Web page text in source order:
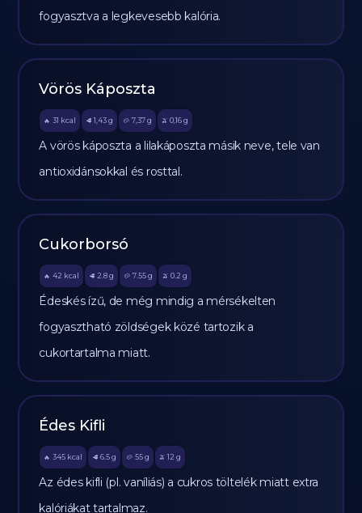
fogyasztva a legkevesebb kalória.
Vörös Káposzta
🔥 31 kcal 🥩 1,43 g 🥔 7,37g 🫒 0,16 g
A vörös káposzta a lilakáposzta másik neve, tele van
antioxidánsokkal és rosttal.
Cukorborsó
🔥 42 kcal 🥩 2.8 g 🥔 7.55g 🫒 0.2 g
Édeskés ízű, de még mindig a mérsékelten
fogyasztható zöldségek közé tartozik a
cukortartalma miatt.
Édes Kifli
🔥 345 kcal 🥩 6.5 g 🥔 55g 🫒 12 g
Az édes kifli (pl. vaníliás) a cukros töltelék miatt extra
kalóriákat tartalmaz.